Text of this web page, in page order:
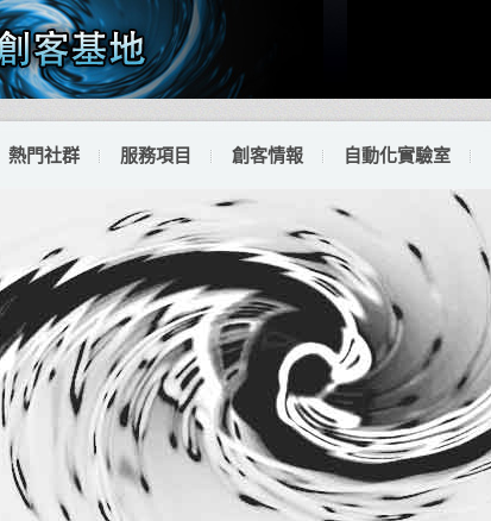
熱門社群 服務項目 創客情報 自動化實驗室